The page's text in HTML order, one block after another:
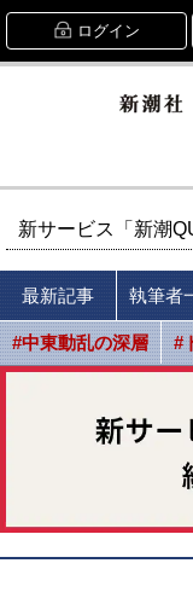
ログイン
新サービス「新潮
最新記事 執筆者
#中東動乱の深層 #